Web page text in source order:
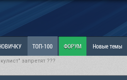
ТОП-100 ФОРУМ Новые темы
Наболевшее. Выскажись!
запретят ???